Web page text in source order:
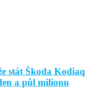
stát Škoda Kodiaq
a půl milionu